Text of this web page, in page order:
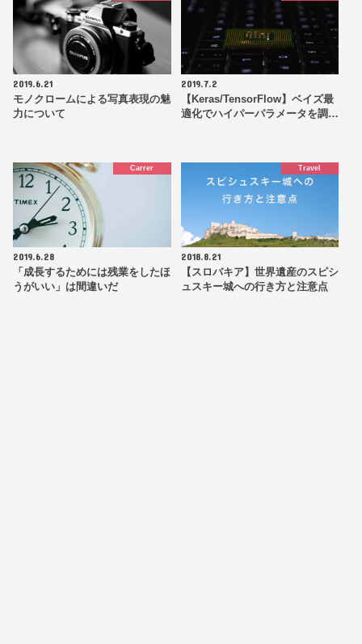
2019.6.21
モノクロームによる写真表現の魅
力について
2019.7.2
【Keras/TensorFlow】ベイズ最
適化でハイパーパラメータを調…
Carrer
2019.6.28
「成長するためには残業をしたほ
うがいい」は間違いだ
Travel
2018.8.21
【スロバキア】世界遺産のスピシ
ュスキー城への行き方と注意点